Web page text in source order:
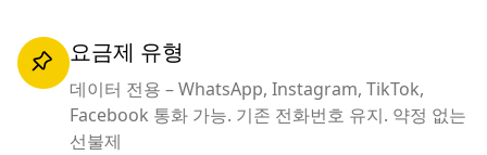
요금제 유형
데이터 전용 – WhatsApp, Instagram, TikTok,
Facebook 통화 가능. 기존 전화번호 유지. 약정 없는
선불제